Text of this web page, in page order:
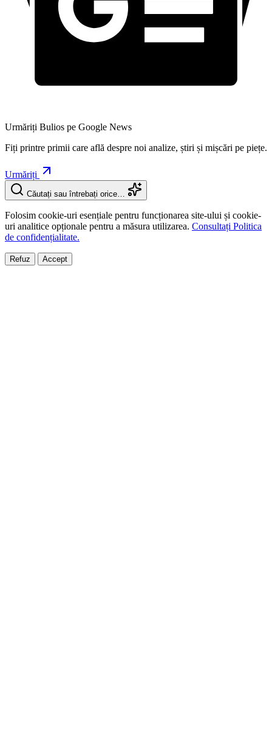
Urmăriți Bulios pe Google News
Fiți printre primii care află despre noi analize, știri și mișcări pe piețe.
Urmăriți
Căutați sau întrebați orice…
Folosim cookie-uri esențiale pentru funcționarea site-ului și cookie-
uri analitice opționale pentru a măsura utilizarea. Consultați Politica
de confidențialitate.
Refuz Accept